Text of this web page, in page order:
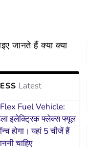
जानते हैं क्या क्या
Latest